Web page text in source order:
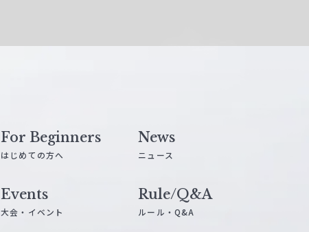
For Beginners
はじめての方へ
News
ニュース
Events
大会・イベント
Rule/Q&A
ルール・Q&A